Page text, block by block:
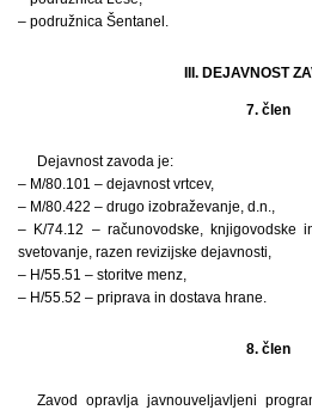
– podružnica Šentanel.
III. DEJAVNOST
7. člen
Dejavnost zavoda je:
– M/80.101 – dejavnost vrtcev,
– M/80.422 – drugo izobraževanje, d.n.,
– K/74.12 – računovodske, knjigovodske
svetovanje, razen revizijske dejavnosti,
– H/55.51 – storitve menz,
– H/55.52 – priprava in dostava hrane.
8. člen
Zavod opravlja javnouveljavljeni